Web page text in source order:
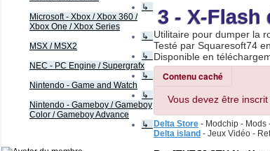
3 - X-Flash
Utilitaire pour dumper la
Testé par Squaresoft74
Disponible en
Contenu caché
Vous devez être
Delta Store - Modchip - Mods
Delta island - Jeux Vidéo -
↳
Microsoft - Xbox / Xbox 360 /
Xbox One / Xbox Series
↳
MSX / MSX2
↳
NEC - PC Engine / Supergrafx
↳
Nintendo - Game and Watch
↳
Nintendo - Gameboy / Gameboy
Color / Gameboy Advance
↳